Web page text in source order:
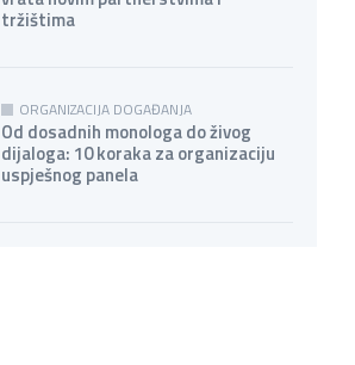
tržištima
ORGANIZACIJA DOGAĐANJA
Od dosadnih monologa do živog
dijaloga: 10 koraka za organizaciju
uspješnog panela